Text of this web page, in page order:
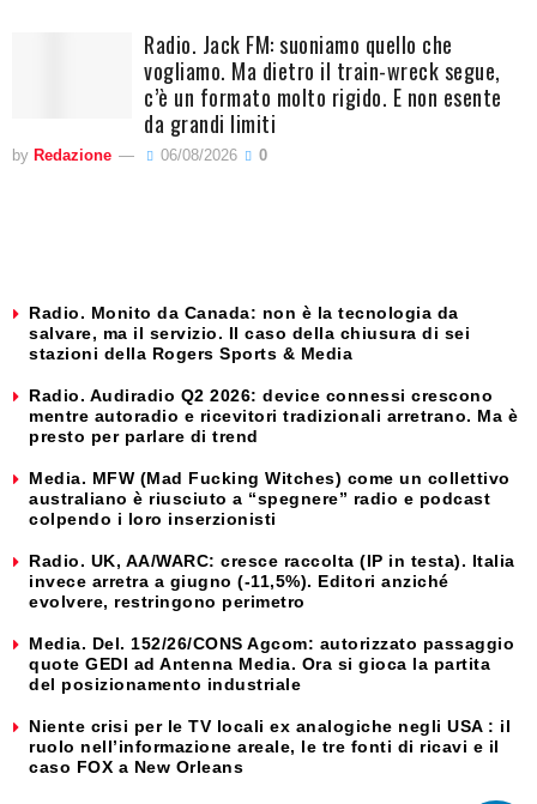
Radio. Jack FM: suoniamo quello che
vogliamo. Ma dietro il train-wreck segue,
c’è un formato molto rigido. E non esente
da grandi limiti
by Redazione 06/08/2026 0
Radio. Monito da Canada: non è la tecnologia da
salvare, ma il servizio. Il caso della chiusura di sei
stazioni della Rogers Sports & Media
Radio. Audiradio Q2 2026: device connessi crescono
mentre autoradio e ricevitori tradizionali arretrano. Ma è
presto per parlare di trend
Media. MFW (Mad Fucking Witches) come un collettivo
australiano è riusciuto a “spegnere” radio e podcast
colpendo i loro inserzionisti
Radio. UK, AA/WARC: cresce raccolta (IP in testa). Italia
invece arretra a giugno (-11,5%). Editori anziché
evolvere, restringono perimetro
Media. Del. 152/26/CONS Agcom: autorizzato passaggio
quote GEDI ad Antenna Media. Ora si gioca la partita
del posizionamento industriale
Niente crisi per le TV locali ex analogiche negli USA : il
ruolo nell’informazione areale, le tre fonti di ricavi e il
caso FOX a New Orleans